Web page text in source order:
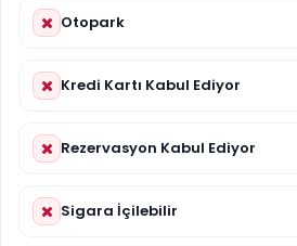
Otopark
Kredi Kartı Kabul Ediyor
Rezervasyon Kabul Ediyor
Sigara İçilebilir